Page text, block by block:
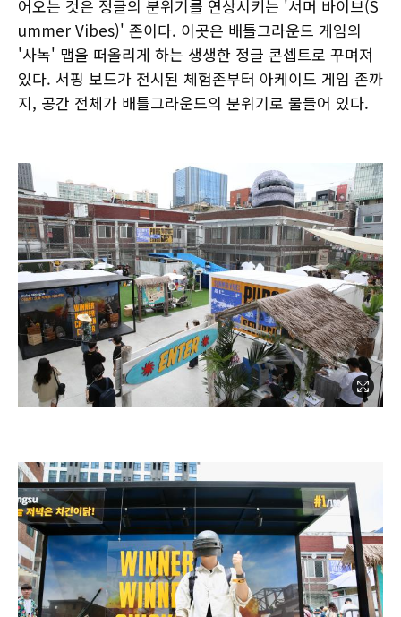
어오는 것은 정글의 분위기를 연상시키는 '서머 바이브(S
ummer Vibes)' 존이다. 이곳은 배틀그라운드 게임의
'사녹' 맵을 떠올리게 하는 생생한 정글 콘셉트로 꾸며져
있다. 서핑 보드가 전시된 체험존부터 아케이드 게임 존까
지, 공간 전체가 배틀그라운드의 분위기로 물들어 있다.